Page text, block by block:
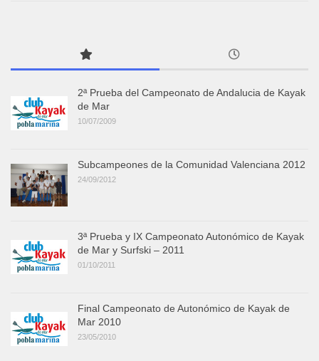
2ª Prueba del Campeonato de Andalucia de Kayak
de Mar
10/07/2009
Subcampeones de la Comunidad Valenciana 2012
24/09/2012
3ª Prueba y IX Campeonato Autonómico de Kayak
de Mar y Surfski – 2011
01/10/2011
Final Campeonato de Autonómico de Kayak de
Mar 2010
23/05/2010